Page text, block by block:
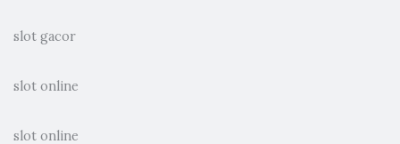
slot gacor
slot online
slot online